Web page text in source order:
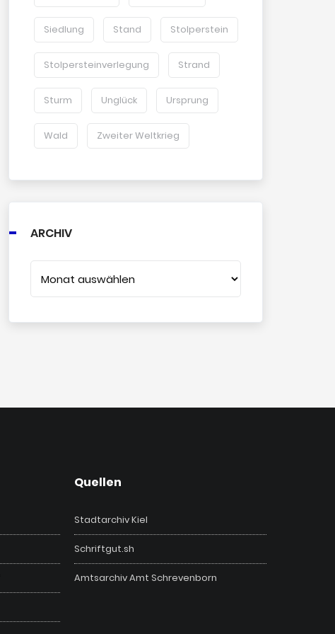
Siedlung Stand Stolperstein
Stolpersteinverlegung Strand
Sturm Unglück Ursprung
Wald Zweiter Weltkrieg
ARCHIV
Quellen
Stadtarchiv Kiel
Schriftgut.sh
Amtsarchiv Amt Schrevenborn